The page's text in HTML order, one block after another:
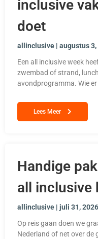
inclusive
doet
allinclusive
augustus 3,
Een all inclusive week
zwembad of strand,
avondprogramma. Wie
Lees Meer
Handige
all inclusive
allinclusive
juli 31, 2026
Op reis gaan doen we
Nederland of net over de